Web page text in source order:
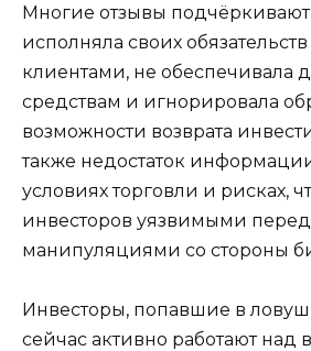
Многие отзывы подчёркивают,
исполняла своих
клиентами, не обеспечивала
средствам и игнорировала
возможности возврата
также недостаток
условиях торговли и рисках,
инвесторов уязвимыми перед
манипуляциями со стороны
Инвесторы, попавшие в
сейчас активно работают над